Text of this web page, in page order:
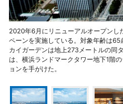
2020年6月にリニューアルオープンし
ペーンを実施している。対象年齢は
カイガーデンは地上273メートルの同
は、横浜ランドマークタワー地下1階
ョンを手がけた。